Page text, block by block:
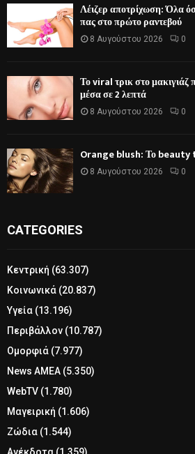
Λέιζερ αποτρίχωση: Όλα
πας στο πρώτο ραντεβού
8 Αυγούστου 2026 0
Το viral τρικ στο μακιγιάζ
μέσα σε 2 λεπτά
8 Αυγούστου 2026 0
Orange blush: Το beauty
8 Αυγούστου 2026 0
CATEGORIES
Κεντρική (63.307)
Κοινωνικά (20.837)
Υγεία (13.196)
Περιβάλλον (10.787)
Ομορφιά (7.977)
News ΑΜΕΑ (5.350)
WebTV (1.780)
Μαγειρική (1.606)
Ζώδια (1.544)
Ανέκδοτα (1.359)